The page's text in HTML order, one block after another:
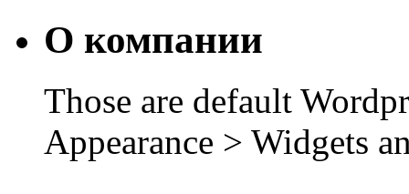
О компании
Those are default
Appearance > Widgets